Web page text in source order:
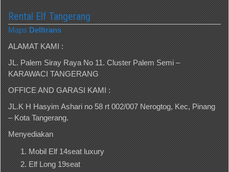
Rental Elf Tangerang
Maps Delltrans
ALAMAT KAMI :
JL. Palem Siray Raya No 11. Cluster Palem Semi –
KARAWACI TANGERANG
OFFICE AND GARASI KAMI :
JL.K H Hasyim Ashari no 58 rt 002/007 Nerogtog, Kec, Pinang
– Kota Tangerang.
Menyediakan
Mobil Elf 14seat luxury
Elf Long 19seat